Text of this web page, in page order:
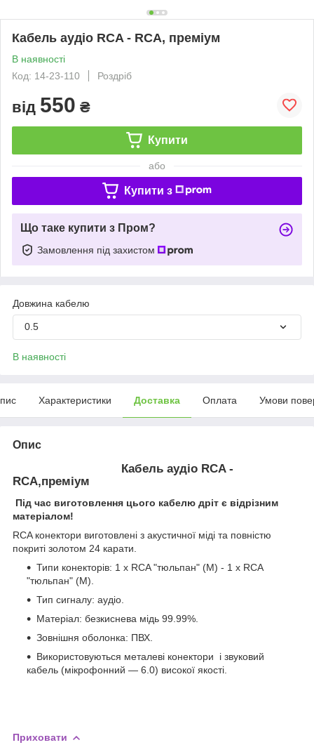
Кабель аудіо RCA - RCA, преміум
В наявності
Код: 14-23-110
Роздріб
від 550 ₴
Купити
або
Купити з
Що таке купити з Пром?
Замовлення під захистом
Довжина кабелю
0.5
В наявності
Характеристики Доставка Оплата Умови
Опис
Кабель аудіо RCA -
RCA,преміум
Під час виготовлення цього кабелю дріт є відрізним
матеріалом!
RCA конектори виготовлені з акустичної міді та повністю
покриті золотом 24 карати.
Типи конекторів: 1 х RCA "тюльпан" (М) - 1 х RCA
"тюльпан" (M).
Тип сигналу: аудіо.
Матеріал: безкиснева мідь 99.99%.
Зовнішня оболонка: ПВХ.
Використовуються металеві конектори і звуковий
кабель (мікрофонний — 6.0) високої якості.
Приховати